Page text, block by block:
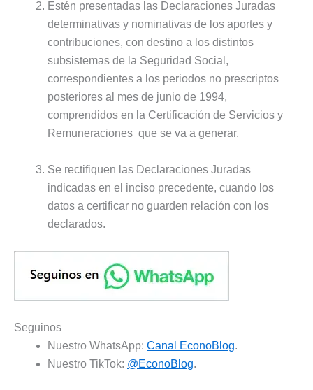
Estén presentadas las Declaraciones Juradas
determinativas y nominativas de los aportes y
contribuciones, con destino a los distintos
subsistemas de la Seguridad Social,
correspondientes a los periodos no prescriptos
posteriores al mes de junio de 1994,
comprendidos en la Certificación de Servicios y
Remuneraciones que se va a generar.
Se rectifiquen las Declaraciones Juradas
indicadas en el inciso precedente, cuando los
datos a certificar no guarden relación con los
declarados.
Seguinos
Nuestro WhatsApp: Canal EconoBlog.
Nuestro TikTok: @EconoBlog.